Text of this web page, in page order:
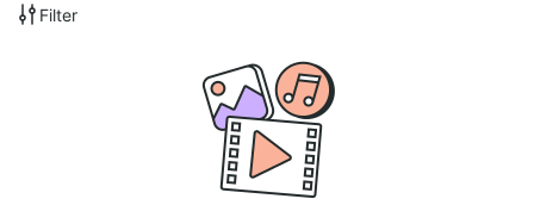
Filter